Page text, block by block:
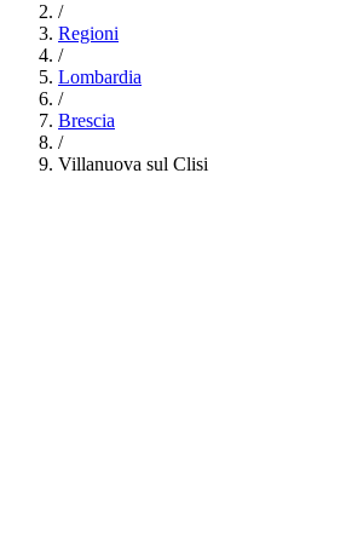
/
Regioni
/
Lombardia
/
Brescia
/
Villanuova sul Clisi